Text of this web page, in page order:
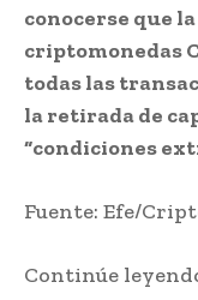
conocerse que
criptomonedas
todas las
la retirada de
“condiciones
Fuente: Efe/
Continúe